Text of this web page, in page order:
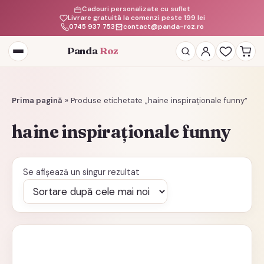
Livrare gratuită la comenzi peste 199 lei
Cadouri personalizate cu suflet
0745 937 753
contact@panda-roz.ro
Deschide
meniul
Panda Roz
Prima pagină » Produse etichetate „haine inspiraționale funny”
haine inspiraționale funny
Se afișează un singur rezultat
Acest